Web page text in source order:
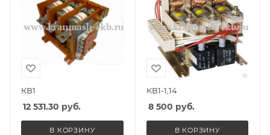
КВ1
12 531.30 руб.
В КОРЗИНУ
КВ1-1,14
8 500 руб.
В КОРЗИНУ